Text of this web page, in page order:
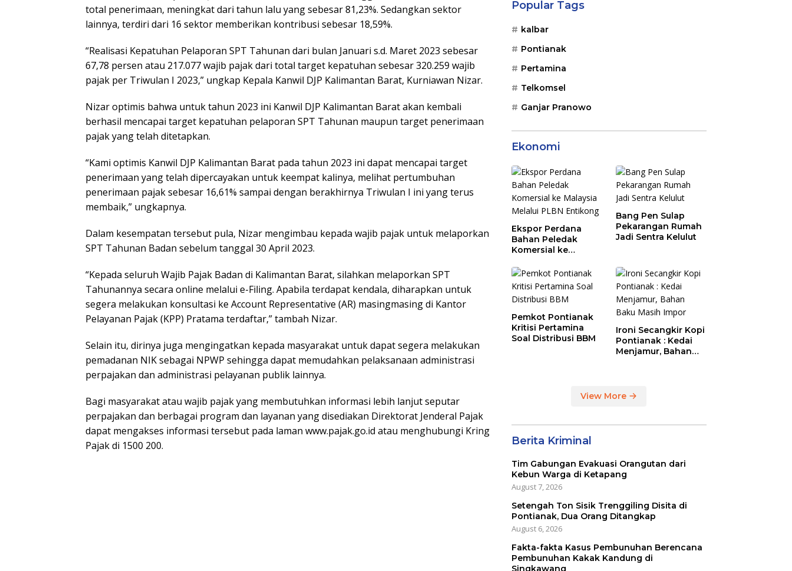
total penerimaan, meningkat dari tahun lalu yang sebesar 81,23%. Sedangkan sektor
lainnya, terdiri dari 16 sektor memberikan kontribusi sebesar 18,59%.
“Realisasi Kepatuhan Pelaporan SPT Tahunan dari bulan Januari s.d. Maret 2023 sebesar
67,78 persen atau 217.077 wajib pajak dari total target kepatuhan sebesar 320.259 wajib
pajak per Triwulan I 2023,” ungkap Kepala Kanwil DJP Kalimantan Barat, Kurniawan Nizar.
Nizar optimis bahwa untuk tahun 2023 ini Kanwil DJP Kalimantan Barat akan kembali
berhasil mencapai target kepatuhan pelaporan SPT Tahunan maupun target penerimaan
pajak yang telah ditetapkan.
“Kami optimis Kanwil DJP Kalimantan Barat pada tahun 2023 ini dapat mencapai target
penerimaan yang telah dipercayakan untuk keempat kalinya, melihat pertumbuhan
penerimaan pajak sebesar 16,61% sampai dengan berakhirnya Triwulan I ini yang terus
membaik,” ungkapnya.
Dalam kesempatan tersebut pula, Nizar mengimbau kepada wajib pajak untuk melaporkan
SPT Tahunan Badan sebelum tanggal 30 April 2023.
“Kepada seluruh Wajib Pajak Badan di Kalimantan Barat, silahkan melaporkan SPT
Tahunannya secara online melalui e-Filing. Apabila terdapat kendala, diharapkan untuk
segera melakukan konsultasi ke Account Representative (AR) masingmasing di Kantor
Pelayanan Pajak (KPP) Pratama terdaftar,” tambah Nizar.
Selain itu, dirinya juga mengingatkan kepada masyarakat untuk dapat segera melakukan
pemadanan NIK sebagai NPWP sehingga dapat memudahkan pelaksanaan administrasi
perpajakan dan administrasi pelayanan publik lainnya.
Bagi masyarakat atau wajib pajak yang membutuhkan informasi lebih lanjut seputar
perpajakan dan berbagai program dan layanan yang disediakan Direktorat Jenderal Pajak
dapat mengakses informasi tersebut pada laman www.pajak.go.id atau menghubungi Kring
Pajak di 1500 200.
Popular Tags
kalbar
Pontianak
Pertamina
Telkomsel
Ganjar Pranowo
Ekonomi
Ekspor Perdana
Bahan Peledak
Komersial ke
PLBN Entikong
Bang Pen Sulap
Pekarangan Rumah
Jadi Sentra Kelulut
Pemkot Pontianak
Kritisi Pertamina
Soal Distribusi BBM
Ironi Secangkir Kopi
Pontianak : Kedai
Menjamur, Bahan
View More
Berita Kriminal
Tim Gabungan Evakuasi Orangutan dari
Kebun Warga di Ketapang
August 7, 2026
Setengah Ton Sisik Trenggiling Disita di
Pontianak, Dua Orang Ditangkap
August 6, 2026
Fakta-fakta Kasus Pembunuhan Berencana
Pembunuhan Kakak Kandung di
Singkawang